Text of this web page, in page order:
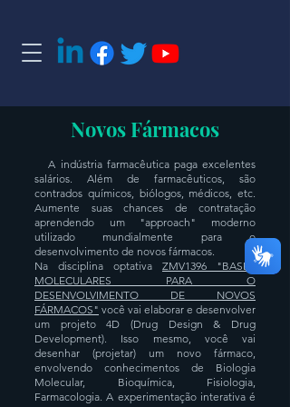
Novos Fármacos
A indústria farmacêutica paga excelentes
salários. Além de farmacêuticos, são
contrados químicos, biólogos, médicos, etc.
Aumente suas chances de contratação
aprendendo um "approach" moderno
utilizado mundialmente para o
desenvolvimento de novos fármacos.
Na disciplina optativa ZMV1396 "BASES
MOLECULARES PARA O
DESENVOLVIMENTO DE NOVOS
FÁRMACOS" você vai elaborar e desenvolver
um projeto 4D (Drug Design & Drug
Development). Isso mesmo, você vai
desenhar (projetar) um novo fármaco,
envolvendo conhecimentos de Biologia
Molecular, Bioquímica, Fisiologia,
Farmacologia. A experimentação interativa é